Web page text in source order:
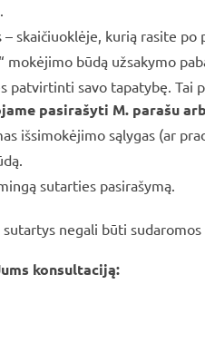
skaičiuoklėje, kurią rasite po
būdą užsakymo
savo tapatybę. Tai
pasirašyti M. parašu
išsimokėjimo sąlygas (ar
sutarties pasirašymą.
negali būti sudaromos
konsultaciją: